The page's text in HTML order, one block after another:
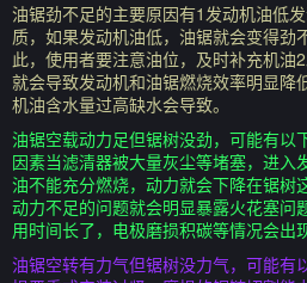
油锯劲不足的主要原因有1发动机油低
质，如果发动机油低，油锯就会变得劲
此，使用者要注意油位，及时补充机油
就会导致发动机和油锯燃烧效率明显降
机油含水量过高缺水会导致。
油锯空载动力足但锯树没劲，可能有以
因素当滤清器被大量灰尘等堵塞，进入
油不能充分燃烧，动力就会下降在锯树
动力不足的问题就会明显暴露火花塞问
用时间长了，电极磨损积碳等情况会出现
油锯空转有力气但锯树没力气，可能有